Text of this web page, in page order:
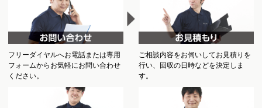
フリーダイヤルへお電話または専用
フォームからお気軽にお問い合わせ
ください。
ご相談内容をお伺いしてお見積りを
行い、回収の日時などを決定しま
す。